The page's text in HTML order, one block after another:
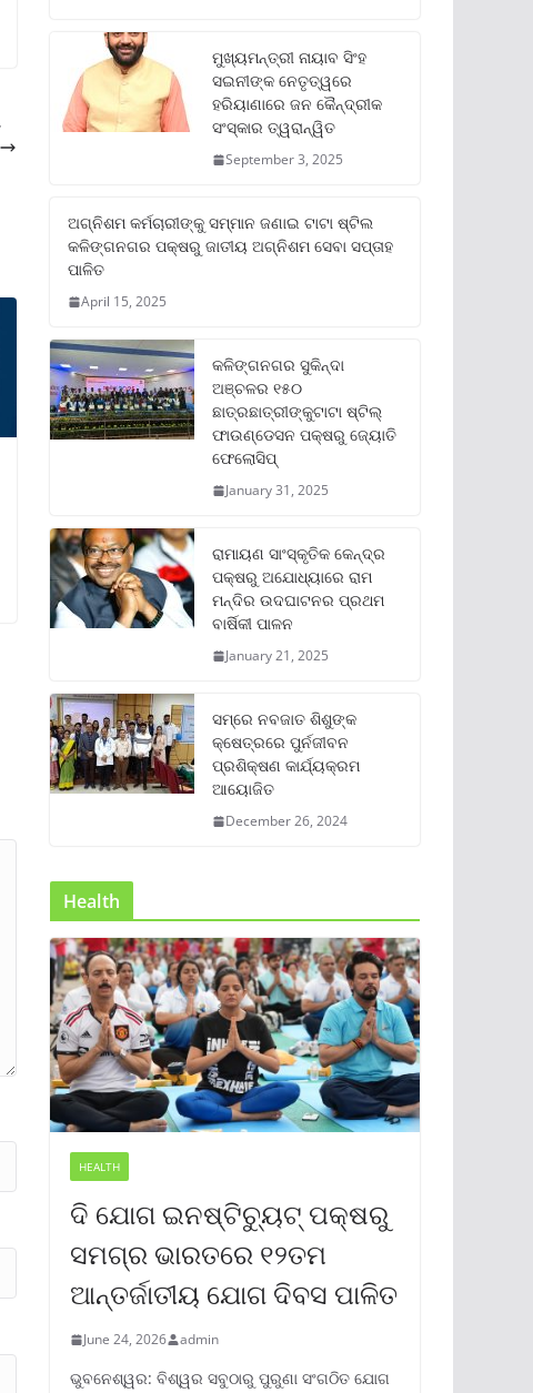
ମୁଖ୍ୟମନ୍ତ୍ରୀ ନାୟାବ ସିଂହ
ସଇନୀଙ୍କ ନେତୃତ୍ୱରେ
ହରିୟାଣାରେ ଜନ କୈନ୍ଦ୍ରୀକ
ସଂସ୍କାର ତ୍ୱରାନ୍ୱିତ
September 3, 2025
ଅଗ୍ନିଶମ କର୍ମଚାରୀଙ୍କୁ ସମ୍ମାନ ଜଣାଇ ଟାଟା ଷ୍ଟିଲ
କଳିଙ୍ଗନଗର ପକ୍ଷରୁ ଜାତୀୟ ଅଗ୍ନିଶମ ସେବା ସପ୍ତାହ
ପାଳିତ
April 15, 2025
କଳିଙ୍ଗନଗର ସୁକିନ୍ଦା
ଅଞ୍ଚଳର ୧୫୦
ଛାତ୍ରଛାତ୍ରୀଙ୍କୁଟାଟା ଷ୍ଟିଲ୍
ଫାଉଣ୍ଡେସନ ପକ୍ଷରୁ ଜ୍ୟୋତି
ଫେଲୋସିପ୍‌
January 31, 2025
ରାମାୟଣ ସାଂସ୍କୃତିକ କେନ୍ଦ୍ର
ପକ୍ଷରୁ ଅଯୋଧ୍ୟାରେ ରାମ
ମନ୍ଦିର ଉଦଘାଟନର ପ୍ରଥମ
ବାର୍ଷିକୀ ପାଳନ
January 21, 2025
ସମ୍‌ରେ ନବଜାତ ଶିଶୁଙ୍କ
କ୍ଷେତ୍ରରେ ପୁର୍ନଜୀବନ
ପ୍ରଶିକ୍ଷଣ କାର୍ଯ୍ୟକ୍ରମ
ଆୟୋଜିତ
December 26, 2024
Health
HEALTH
ଦି ଯୋଗ ଇନଷ୍ଟିଚ୍ୟୁଟ୍ ପକ୍ଷରୁ
ସମଗ୍ର ଭାରତରେ ୧୨ତମ
ଆନ୍ତର୍ଜାତୀୟ ଯୋଗ ଦିବସ ପାଳିତ
June 24, 2026 admin
ଭୁବନେଶ୍ୱର: ବିଶ୍ୱର ସବୁଠାରୁ ପୁରୁଣା ସଂଗଠିତ ଯୋଗ